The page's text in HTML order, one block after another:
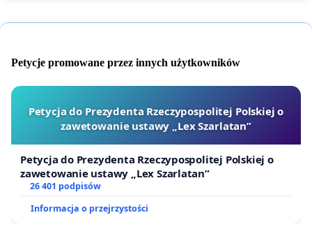
Petycje promowane przez innych użytkowników
Petycja do Prezydenta Rzeczypospolitej Polskiej o
zawetowanie ustawy „Lex Szarlatan”
Petycja do Prezydenta Rzeczypospolitej Polskiej o
zawetowanie ustawy „Lex Szarlatan”
26 401 podpisów
Informacja o przejrzystości